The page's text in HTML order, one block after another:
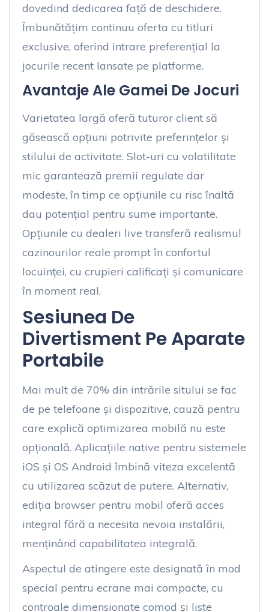
dovedind dedicarea față de deschidere.
Îmbunătățim continuu oferta cu titluri
exclusive, oferind intrare preferențial la
jocurile recent lansate pe platforme.
Avantaje Ale Gamei De Jocuri
Varietatea largă oferă tuturor client să
găsească opțiuni potrivite preferințelor și
stilului de activitate. Slot-uri cu volatilitate
mic garantează premii regulate dar
modeste, în timp ce opțiunile cu risc înaltă
dau potențial pentru sume importante.
Opțiunile cu dealeri live transferă realismul
cazinourilor reale prompt în confortul
locuinței, cu crupieri calificați și comunicare
în moment real.
Sesiunea De
Divertisment Pe Aparate
Portabile
Mai mult de 70% din intrările sitului se fac
de pe telefoane și dispozitive, cauză pentru
care explică optimizarea mobilă nu este
opțională. Aplicațiile native pentru sistemele
iOS și OS Android îmbină viteza excelentă
cu utilizarea scăzut de putere. Alternativ,
ediția browser pentru mobil oferă acces
integral fără a necesita nevoia instalării,
menținând capabilitatea integrală.
Aspectul de atingere este designată în mod
special pentru ecrane mai compacte, cu
controale dimensionate comod și liste